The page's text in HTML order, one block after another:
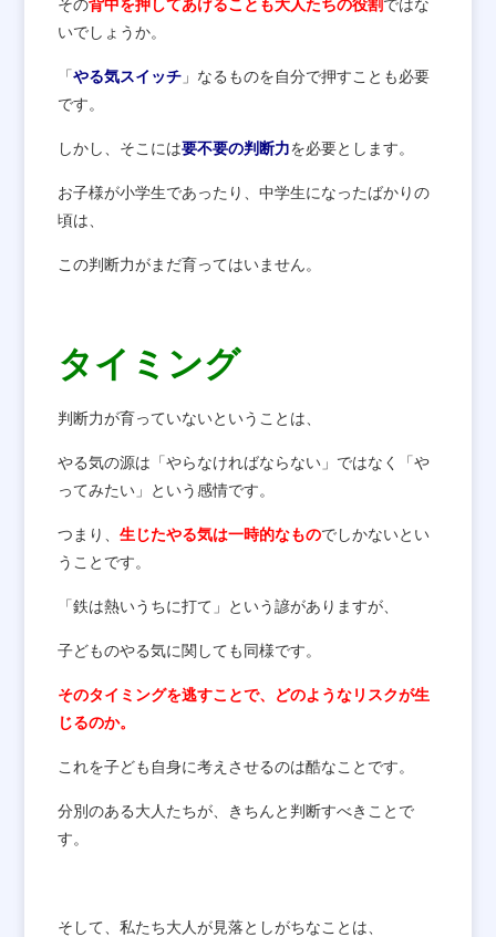
その背中を押してあげることも大人たちの役割ではな
いでしょうか。
「やる気スイッチ 」なるものを自分で押すことも必要
です。
しかし、そこには要不要の判断力を必要とします。
お子様が小学生であったり、中学生になったばかりの
頃は、
この判断力がまだ育ってはいません。
タイミング
判断力が育っていないということは、
やる気の源は「やらなければならない」ではなく「や
ってみたい」という感情です。
つまり、生じたやる気は一時的なものでしかないとい
うことです。
「鉄は熱いうちに打て」という諺がありますが、
子どものやる気に関しても同様です。
そのタイミングを逃すことで、どのようなリスクが生
じるのか。
これを子ども自身に考えさせるのは酷なことです。
分別のある大人たちが、きちんと判断すべきことで
す。
そして、私たち大人が見落としがちなことは、